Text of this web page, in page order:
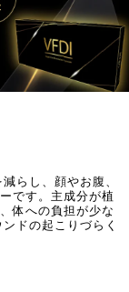
らし、顔やお腹、
です。主成分が植
体への負担が少な
ドの起こりづらく